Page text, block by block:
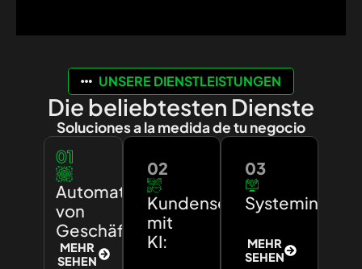
UNSERE DIENSTLEISTUNGEN
Die beliebtesten Dienste
Soluciones a la medida de tu negocio
01
Automatisierung
von
Geschäftsprozessen:
MEHR
SEHEN
02
Kundenservice
mit
KI:
03
MEHR
SEHEN